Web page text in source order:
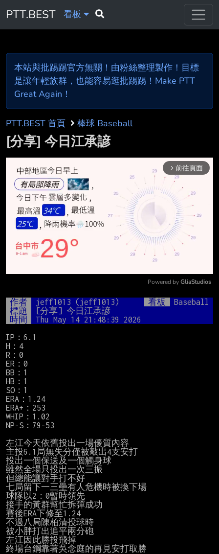
PTT.BEST 看板
本站與批踢踢官方無關！由粉絲整理製作！目標
是讓年輕族群，也能容易逛批踢踢！Make PTT
Great Again！
PTT.BEST 首頁 棒球 Baseball
[分享] 今日江承諺
arrow_forward_ios 前往頁面
Mute
Powered by GliaStudios
作者 jeff1013 (jeff1013) 看板
Baseball
標題
[分享] 今日江承諺
時間
Thu May 14 21:48:39 2026
IP：6.1
H：4
R：0
ER：0
BB：1
HB：1
SO：1
ERA：1.24
ERA+：253
WHIP：1.02
NP-S：79-53
左江今天依舊投出一場優質內容
主投6.1局無失分僅被敲出4支安打
投出一個保送及一個觸身球
雖然全場只投出一次三振
但總能讓對手打不好
七局留下一三壘有人危機時被換下場
球隊以2：0暫時領先
接手的黃群幫忙拆彈成功
賽後ERA下修至1.24
不過八局陳柏清投球時
被小胖打出追平兩分砲
左江因此勝投飛掉
終場台鋼靠著吳念庭的再見安打取勝